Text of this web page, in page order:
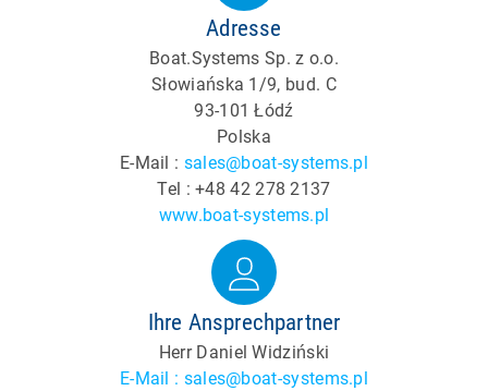
Adresse
Boat.Systems Sp. z o.o.
Słowiańska 1/9, bud. C
93-101 Łódź
Polska
E-Mail : sales@boat-systems.pl
Tel : +48 42 278 2137
www.boat-systems.pl
Ihre Ansprechpartner
Herr Daniel Widziński
E-Mail : sales@boat-systems.pl